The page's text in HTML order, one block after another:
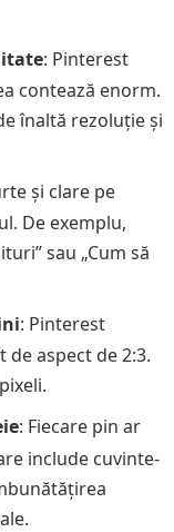
: Pinterest
contează enorm.
înaltă rezoluție și
și clare pe
De exemplu,
sau „Cum să
: Pinterest
aspect de 2:3.
: Fiecare pin ar
include cuvinte-